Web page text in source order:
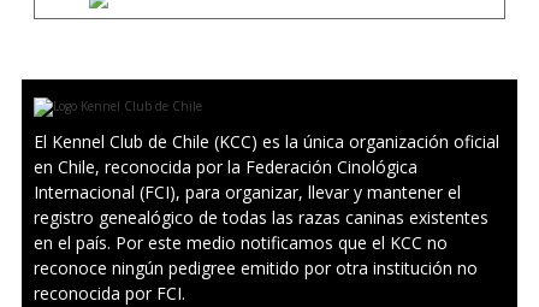
El Kennel Club de Chile (KCC) es la única organización oficial
en Chile, reconocida por la Federación Cinológica
Internacional (FCI), para organizar, llevar y mantener el
registro genealógico de todas las razas caninas existentes
en el país. Por este medio notificamos que el KCC no
reconoce ningún pedigree emitido por otra institución no
reconocida por FCI.